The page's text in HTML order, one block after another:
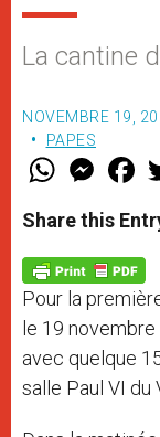
La cantine
NOVEMBRE 19,
PAPES
W
t
s
p
p
M
e
s
e
g
e
r
F
a
e
b
o
k
Share this
Pour la
le 19
avec quelque
salle Paul VI du